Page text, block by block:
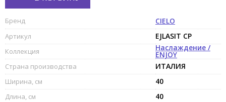
Бренд CIELO
Артикул EJLASIT CP
Коллекция Наслаждение /
ENJOY
Страна производства ИТАЛИЯ
Ширина, см 40
Длина, см 40